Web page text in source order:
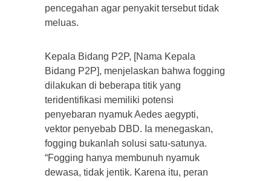
pencegahan agar penyakit tersebut tidak
meluas.
Kepala Bidang P2P, [Nama Kepala
Bidang P2P], menjelaskan bahwa fogging
dilakukan di beberapa titik yang
teridentifikasi memiliki potensi
penyebaran nyamuk Aedes aegypti,
vektor penyebab DBD. Ia menegaskan,
fogging bukanlah solusi satu-satunya.
“Fogging hanya membunuh nyamuk
dewasa, tidak jentik. Karena itu, peran